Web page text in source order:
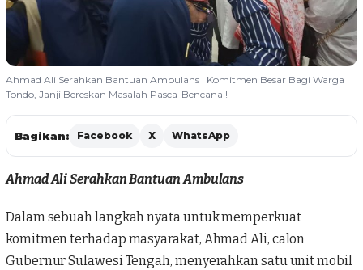
Ahmad Ali Serahkan Bantuan Ambulans | Komitmen Besar Bagi Warga
Tondo, Janji Bereskan Masalah Pasca-Bencana !
Bagikan: Facebook X WhatsApp
Ahmad Ali Serahkan Bantuan Ambulans
Dalam sebuah langkah nyata untuk memperkuat
komitmen terhadap masyarakat, Ahmad Ali, calon
Gubernur Sulawesi Tengah, menyerahkan satu unit mobil